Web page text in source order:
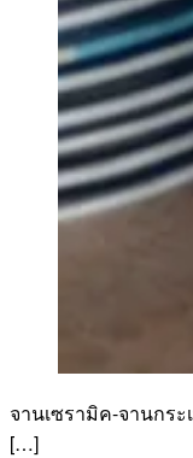
จานเซรามิค-จานกร
[…]